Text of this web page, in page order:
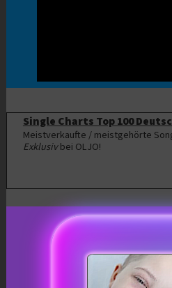
Single Charts Top 100
Meistverkaufte / meistgehörte
Exklusivbei OLJO!